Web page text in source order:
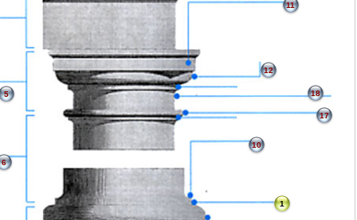
1
5
6
10
11
12
17
18